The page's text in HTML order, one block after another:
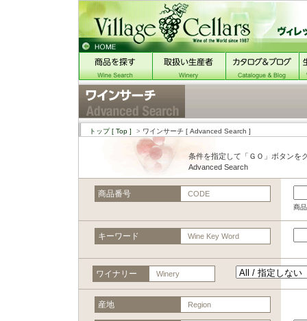
トップ[ Top ] > ワインサーチ [ Advanced Search ]
条件を指定して「ＧＯ」ボタンを
Advanced Search
商品番号 CODE
商
キーワード Wine Key Word
ワイナリー Winery
産地 Region